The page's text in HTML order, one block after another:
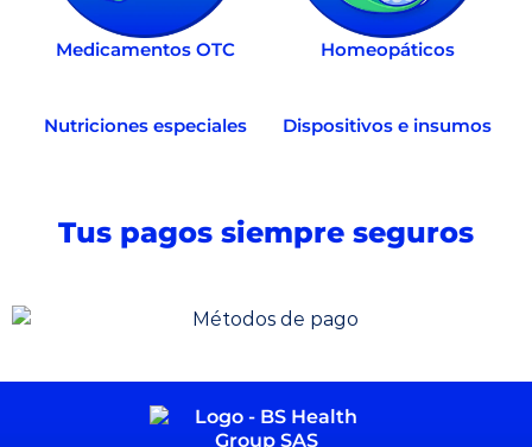
Medicamentos OTC Homeopáticos
Nutriciones especiales Dispositivos e insumos
Tus pagos siempre seguros